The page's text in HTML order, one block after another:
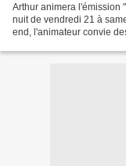
Arthur animera l'émission
nuit de vendredi 21 à
end, l'animateur convie